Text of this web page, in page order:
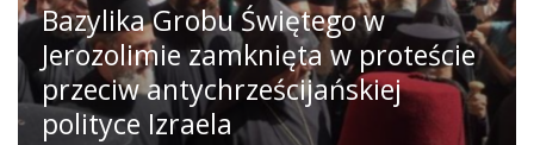
Bazylika Grobu Świętego w
Jerozolimie zamknięta w proteście
przeciw antychrześcijańskiej
polityce Izraela